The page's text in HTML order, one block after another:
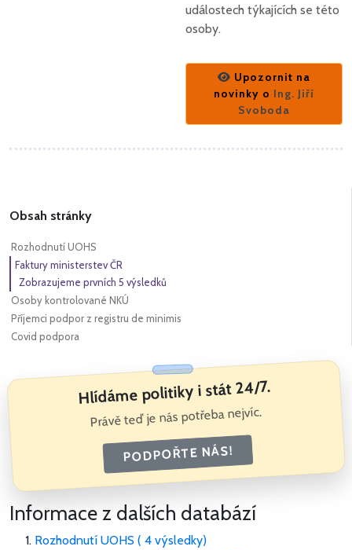
událostech týkajících se této
osoby.
Upozornit na
novinky o Ing. Jiří
Svoboda
Obsah stránky
Rozhodnutí UOHS
Faktury ministerstev ČR
Zobrazujeme prvních 5 výsledků
Osoby kontrolované NKÚ
Příjemci podpor z registru de minimis
Covid podpora
Hlídáme politiky i stát 24/7.
Právě teď je nás potřeba nejvíc.
PODPOŘTE NÁS!
Informace z dalších databází
Rozhodnutí UOHS ( 4 výsledky)